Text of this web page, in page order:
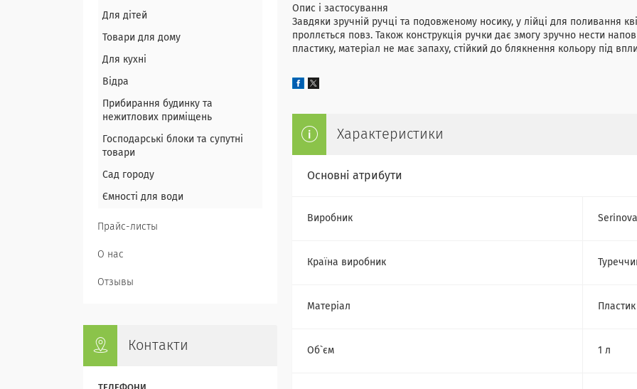
Опис і застосування
Завдяки зручній ручці та подовженому носику, у лійці для поливання
проллється повз. Також конструкція ручки дає змогу зручно нести
пластику, матеріал не має запаху, стійкий до блякнення кольору під
Характеристики
Основні атрибути
Виробник Serinova
Країна виробник
Матеріал Пластик
Об`єм 1 л
Для дітей
Товари для дому
Для кухні
Відра
Прибирання будинку та
нежитлових приміщень
Господарські блоки та супутні
товари
Сад городу
Ємності для води
Прайс-листы
О нас
Отзывы
Контакти